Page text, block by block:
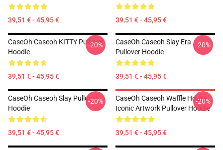
39,51 € - 45,95 € 39,51 € - 45,95 €
CaseOh Caseoh KITTY Pullover
Hoodie
39,51 € - 45,95 €
-20%
CaseOh Caseoh Slay Era
Pullover Hoodie
39,51 € - 45,95 €
-20%
CaseOh Caseoh Slay Pullover
Hoodie
39,51 € - 45,95 €
-20%
CaseOh Caseoh Waffle House
Iconic Artwork Pullover Hoodie
39,51 € - 45,95 €
-20%